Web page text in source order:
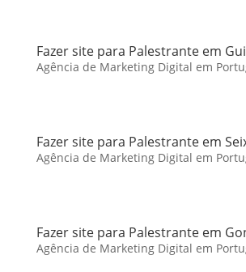
Fazer site para Palestrante em
Agência de Marketing Digital em
Fazer site para Palestrante em
Agência de Marketing Digital em
Fazer site para Palestrante em
Agência de Marketing Digital em